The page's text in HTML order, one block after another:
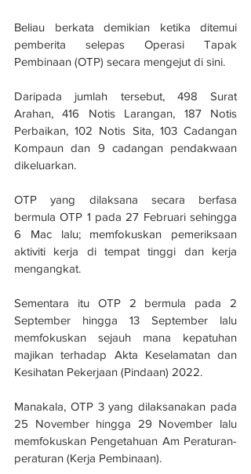
Beliau berkata demikian ketika ditemui
pemberita selepas Operasi Tapak
Pembinaan (OTP) secara mengejut di sini.
Daripada jumlah tersebut, 498 Surat
Arahan, 416 Notis Larangan, 187 Notis
Perbaikan, 102 Notis Sita, 103 Cadangan
Kompaun dan 9 cadangan pendakwaan
dikeluarkan.
OTP yang dilaksana secara berfasa
bermula OTP 1 pada 27 Februari sehingga
6 Mac lalu; memfokuskan pemeriksaan
aktiviti kerja di tempat tinggi dan kerja
mengangkat.
Sementara itu OTP 2 bermula pada 2
September hingga 13 September lalu
memfokuskan sejauh mana kepatuhan
majikan terhadap Akta Keselamatan dan
Kesihatan Pekerjaan (Pindaan) 2022.
Manakala, OTP 3 yang dilaksanakan pada
25 November hingga 29 November lalu
memfokuskan Pengetahuan Am Peraturan-
peraturan (Kerja Pembinaan).